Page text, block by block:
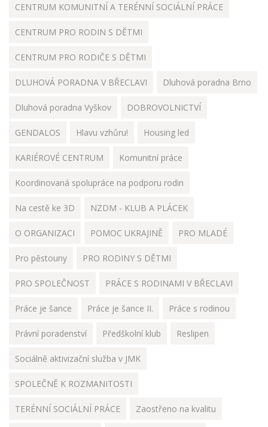
CENTRUM KOMUNITNÍ A TERÉNNÍ SOCIÁLNÍ PRÁCE
CENTRUM PRO RODIN S DĚTMI
CENTRUM PRO RODIČE S DĚTMI
DLUHOVÁ PORADNA V BŘECLAVI Dluhová poradna Brno
Dluhová poradna Vyškov DOBROVOLNICTVÍ
GENDALOS Hlavu vzhůru! Housing led
KARIÉROVÉ CENTRUM Komunitní práce
Koordinovaná spolupráce na podporu rodin
Na cestě ke 3D NZDM - KLUB A PLÁCEK
O ORGANIZACI POMOC UKRAJINĚ PRO MLADÉ
Pro pěstouny PRO RODINY S DĚTMI
PRO SPOLEČNOST PRÁCE S RODINAMI V BŘECLAVI
Práce je šance Práce je šance II. Práce s rodinou
Právní poradenství Předškolní klub Reslipen
Sociálně aktivizační služba v JMK
SPOLEČNĚ K ROZMANITOSTI
TERÉNNÍ SOCIÁLNÍ PRÁCE Zaostřeno na kvalitu